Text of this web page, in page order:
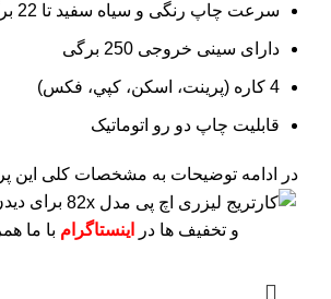
سرعت چاپ رنگی و سیاه سفید تا 22 برگ بر دقیقه
دارای سینی خروجی 250 برگی
4 کاره (پرينت، اسکن، کپي، فکس)
قابلیت چاپ دو رو اتوماتیک
در ادامه توضیحات به مشخصات کلی این
برای
و تخفیف ها در
اینستاگرام با ما